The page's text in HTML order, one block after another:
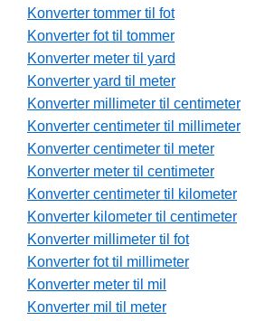
Konverter tommer til fot
Konverter fot til tommer
Konverter meter til yard
Konverter yard til meter
Konverter millimeter til centimeter
Konverter centimeter til millimeter
Konverter centimeter til meter
Konverter meter til centimeter
Konverter centimeter til kilometer
Konverter kilometer til centimeter
Konverter millimeter til fot
Konverter fot til millimeter
Konverter meter til mil
Konverter mil til meter